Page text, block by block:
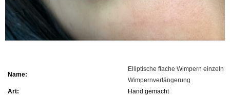
Name:
Elliptische flache Wimpern einzeln
Wimpernverlängerung
Art:
Hand gemacht